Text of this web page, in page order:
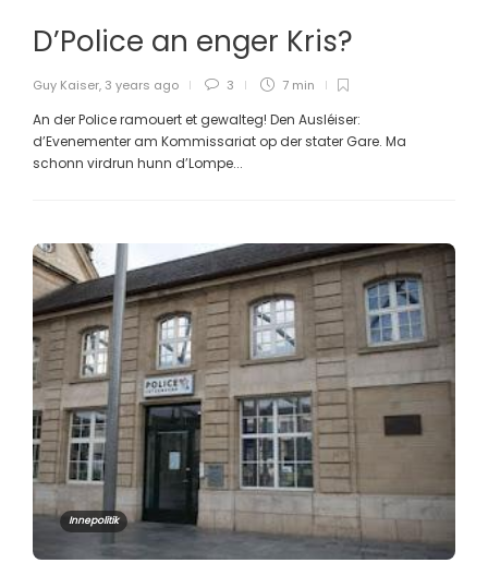
D’Police an enger Kris?
Guy Kaiser, 3 years ago 3 7 min
An der Police ramouert et gewalteg! Den Ausléiser:
d’Evenementer am Kommissariat op der stater Gare. Ma
schonn virdrun hunn d’Lompe...
Innepolitik